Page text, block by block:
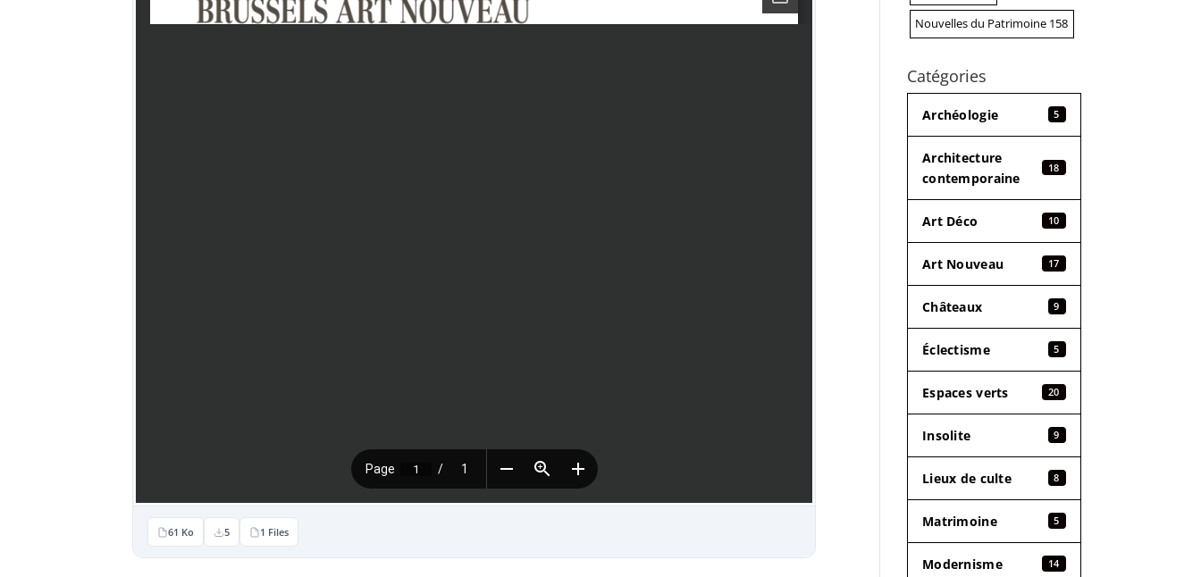
61 Ko 5 1 Files
Nouvelles du Patrimoine 158
Catégories
Archéologie 5
Architecture
contemporaine
18
Art Déco 10
Art Nouveau 17
Châteaux 9
Éclectisme 5
Espaces verts 20
Insolite 9
Lieux de culte 8
Matrimoine 5
Modernisme 14